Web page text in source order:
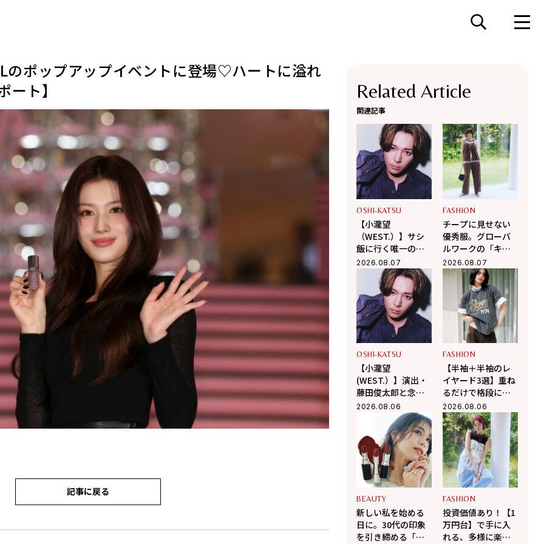
のポップアップイベントに登場♡ハートに溢れ
ト】
記事に戻る
Related Article
関連記事
OSHI-KATSU
【小瀧望
（WEST.）】サシ
飯に行く唯一の後
輩は「Aぇ! group
佐野晶哉」プライ
ベートな交友録を
告白
2026.08.07
FASHION
チープに見せない
優秀服。グローバ
ルワークの「キャ
ミ＆パンツ」で作
る大人の夏カジュ
2026.08.07
OSHI-KATSU
【小瀧望
(WEST.）】演出・
藤田俊太郎と念願
のタッグ！幻の井
上ひさし戯曲『う
ま』で演じる“爽快
な悪人”の魅力とは
2026.08.06
FASHION
【半袖＋半袖のレ
イヤード3選】重ね
るだけで格段に洒
落て気温調整もで
きる！
2026.08.06
BEAUTY
新しい私を始める
日に。30代の印象
を引き締める「お
FASHION
投資価値あり！【1
万円台】で手に入
れる、多様に楽し